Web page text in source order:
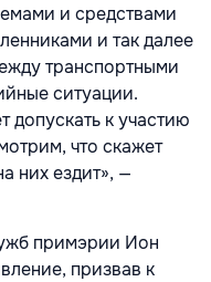
и средствами
и так далее
транспортными
ситуации.
допускать к участию
что скажет
них ездит», —
примэрии Ион
призвав к